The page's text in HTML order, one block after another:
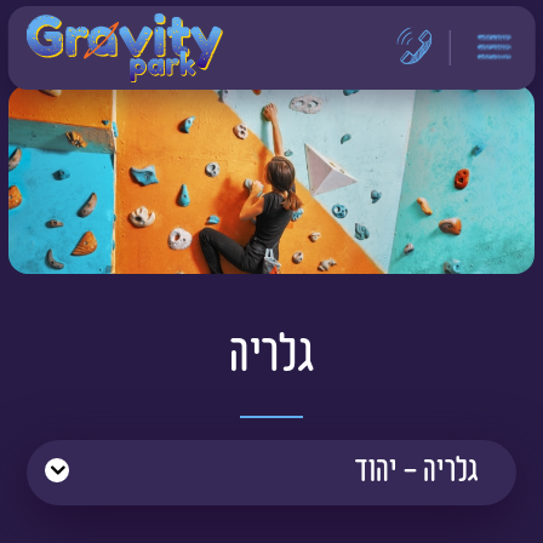
דלג לסרגל הניווט
דלג לתוכן
גלריה - יהוד
גלריה